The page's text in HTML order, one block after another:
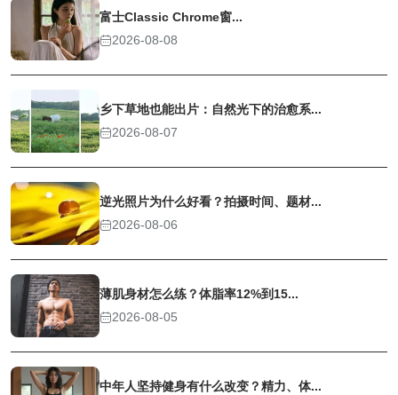
富士Classic Chrome窗...
2026-08-08
乡下草地也能出片：自然光下的治愈系...
2026-08-07
逆光照片为什么好看？拍摄时间、题材...
2026-08-06
薄肌身材怎么练？体脂率12%到15...
2026-08-05
中年人坚持健身有什么改变？精力、体...